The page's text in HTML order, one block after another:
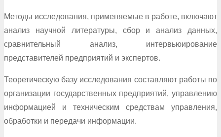
Методы исследования, применяемые в работе, включают
анализ научной литературы, сбор и анализ данных,
сравнительный анализ, интервьюирование
представителей предприятий и экспертов.
Теоретическую базу исследования составляют работы по
организации государственных предприятий, управлению
информацией и техническим средствам управления,
обработки и передачи информации.